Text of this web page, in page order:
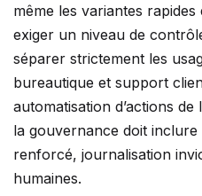
même les variantes
exiger un niveau de
séparer strictement les
bureautique et support
automatisation d’actions de
la gouvernance doit inclure
renforcé, journalisation
humaines.